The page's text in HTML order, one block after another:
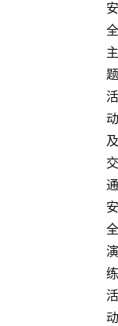
安
全
主
题
活
动
及
交
通
安
全
演
练
活
动